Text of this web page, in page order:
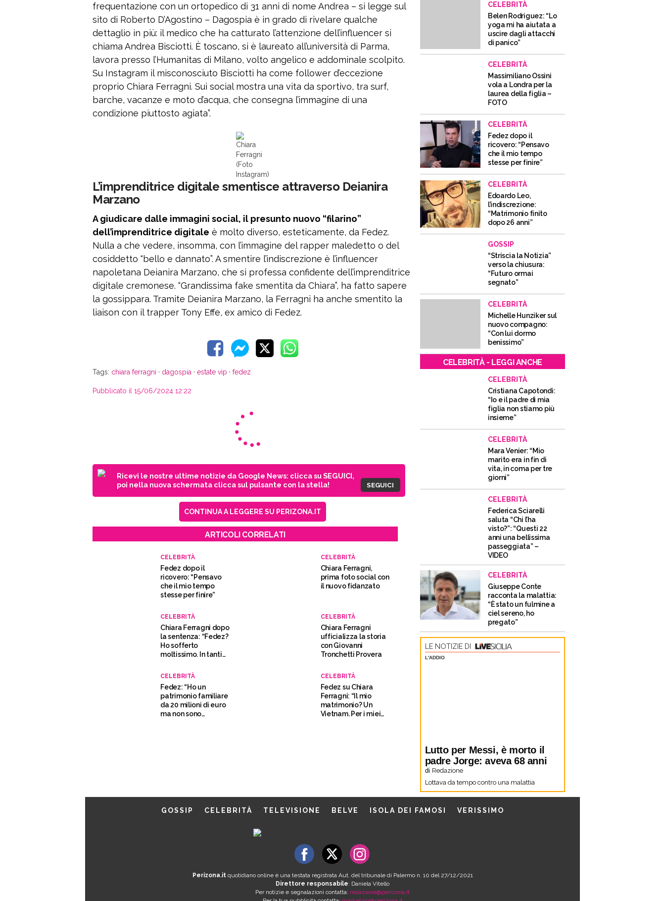
frequentazione con un ortopedico di 31 anni di nome Andrea – si legge sul
sito di Roberto D’Agostino – Dagospia è in grado di rivelare qualche
dettaglio in più: il medico che ha catturato l’attenzione dell’influencer si
chiama Andrea Bisciotti. È toscano, si è laureato all’università di Parma,
lavora presso l’Humanitas di Milano, volto angelico e addominale scolpito.
Su Instagram il misconosciuto Bisciotti ha come follower d’eccezione
proprio Chiara Ferragni. Sui social mostra una vita da sportivo, tra surf,
barche, vacanze e moto d’acqua, che consegna l’immagine di una
condizione piuttosto agiata”.
Chiara
Ferragni
(Foto
Instagram)
L’imprenditrice digitale smentisce attraverso Deianira
Marzano
A giudicare dalle immagini social, il presunto nuovo “filarino”
dell’imprenditrice digitale è molto diverso, esteticamente, da Fedez.
Nulla a che vedere, insomma, con l’immagine del rapper maledetto o del
cosiddetto “bello e dannato”. A smentire l’indiscrezione è l’influencer
napoletana Deianira Marzano, che si professa confidente dell’imprenditrice
digitale cremonese. “Grandissima fake smentita da Chiara”, ha fatto sapere
la gossippara. Tramite Deianira Marzano, la Ferragni ha anche smentito la
liaison con il trapper Tony Effe, ex amico di Fedez.
Tags: chiara ferragni · dagospia · estate vip · fedez
Pubblicato il 15/06/2024 12:22
Ricevi le nostre ultime notizie da Google News: clicca su SEGUICI,
poi nella nuova schermata clicca sul pulsante con la stella!
SEGUICI
CONTINUA A LEGGERE SU PERIZONA.IT
ARTICOLI CORRELATI
CELEBRITÀ
Fedez dopo il
ricovero: “Pensavo
che il mio tempo
stesse per finire”
CELEBRITÀ
Chiara Ferragni,
prima foto social con
il nuovo fidanzato
CELEBRITÀ
Chiara Ferragni dopo
la sentenza: “Fedez?
Ho sofferto
moltissimo. In tanti
CELEBRITÀ
Chiara Ferragni
ufficializza la storia
con Giovanni
Tronchetti Provera
CELEBRITÀ
Fedez: “Ho un
patrimonio familiare
da 20 milioni di euro
ma non sono
CELEBRITÀ
Fedez su Chiara
Ferragni: “Il mio
matrimonio? Un
Vietnam. Per i miei
CELEBRITÀ
Belen Rodriguez: “Lo
yoga mi ha aiutata a
uscire dagli attacchi
di panico”
CELEBRITÀ
Massimiliano Ossini
vola a Londra per la
laurea della figlia –
FOTO
CELEBRITÀ
Fedez dopo il
ricovero: “Pensavo
che il mio tempo
stesse per finire”
CELEBRITÀ
Edoardo Leo,
l’indiscrezione:
“Matrimonio finito
dopo 26 anni”
GOSSIP
“Striscia la Notizia”
verso la chiusura:
“Futuro ormai
segnato”
CELEBRITÀ
Michelle Hunziker sul
nuovo compagno:
“Con lui dormo
benissimo”
CELEBRITÀ - LEGGI ANCHE
CELEBRITÀ
Cristiana Capotondi:
“Io e il padre di mia
figlia non stiamo più
insieme”
CELEBRITÀ
Mara Venier: “Mio
marito era in fin di
vita, in coma per tre
giorni”
CELEBRITÀ
Federica Sciarelli
saluta “Chi l’ha
visto?”: “Questi 22
anni una bellissima
passeggiata” –
VIDEO
CELEBRITÀ
Giuseppe Conte
racconta la malattia:
“È stato un fulmine a
ciel sereno, ho
pregato”
LE NOTIZIE DI
L'ADDIO
Lutto per Messi, è morto il
padre Jorge: aveva 68 anni
di Redazione
Lottava da tempo contro una malattia
GOSSIP CELEBRITÀ TELEVISIONE BELVE ISOLA DEI FAMOSI VERISSIMO
Perizona.itquotidiano online è una testata registrata Aut. del tribunale di Palermo n. 10 del 27/12/2021
Direttore responsabile: Daniela Vitello
Per notizie e segnalazioni contatta: redazione@perizona.it